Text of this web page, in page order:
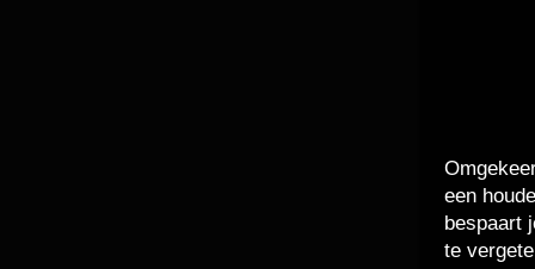
een
bespaart
te